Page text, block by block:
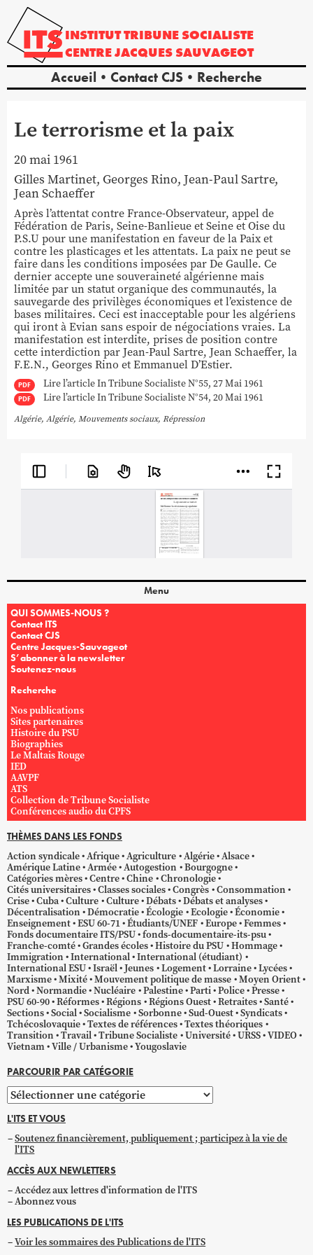
INSTITUTTRIBUNE SOCIALISTE
CENTREJACQUES SAUVAGEOT
Accueil Contact CJS Recherche
Le terrorisme et la paix
20 mai 1961
Gilles Martinet, Georges Rino, Jean-PaulSartre,
JeanSchaeffer
Après l’attentat contre France-Observateur, appel de
Fédération de Paris, Seine-Banlieue et Seine et Oise du
P.S.U pour une manifestation en faveur de la Paix et
contre les plasticages et les attentats. La paix ne peut se
faire dans les conditions imposées par De Gaulle. Ce
dernier accepte une souveraineté algérienne mais
limitée par un statut organique des communautés, la
sauvegarde des privilèges économiques et l’existence de
bases militaires. Ceci est inacceptable pour les algériens
qui iront à Evian sans espoir de négociations vraies. La
manifestation est interdite, prises de position contre
cette interdiction par Jean-Paul Sartre, Jean Schaeffer, la
F.E.N., Georges Rino et Emmanuel D’Estier.
PDF Lire l’article In Tribune Socialiste N°55, 27 Mai 1961
PDF Lire l’article In Tribune Socialiste N°54, 20 Mai 1961
Algérie, Algérie, Mouvements sociaux, Répression
Menu
QUI SOMMES-NOUS ?
Contact ITS
Contact CJS
Centre Jacques-Sauvageot
S’abonner à la newsletter
Soutenez-nous
Recherche
Nos publications
Sites partenaires
Histoire du PSU
Biographies
Le Maltais Rouge
IED
AAVPF
ATS
Collection de Tribune Socialiste
Conférences audio du CPFS
THÈMES DANS LES FONDS
Action syndicale Afrique Agriculture Algérie Alsace
Amérique Latine Armée Autogestion
Bourgogne
Catégories mères Centre Chine Chronologie
Cités universitaires Classes sociales Congrès Consommation
Crise Cuba Culture Culture Débats Débats et analyses
Décentralisation Démocratie Écologie Ecologie Économie
Enseignement ESU 60-71 Étudiants/UNEF Europe Femmes
Fonds documentaire ITS/PSU fonds-documentaire-its-psu
Franche-comté Grandes écoles Histoire du PSU Hommage
Immigration International International (étudiant)
International ESU Israël Jeunes Logement Lorraine Lycées
Marxisme Mixité Mouvement politique de masse Moyen Orient
Nord Normandie Nucléaire Palestine Parti Police Presse
PSU 60-90 Réformes Régions Régions Ouest Retraites Santé
Sections Social Socialisme Sorbonne Sud-Ouest Syndicats
Tchécoslovaquie Textes de références Textes théoriques
Transition Travail Tribune Socialiste Université URSS VIDEO
Vietnam Ville / Urbanisme Yougoslavie
PARCOURIR PAR CATÉGORIE
Parcourir
par
catégorie
L'ITS ET VOUS
Soutenez financièrement, publiquement ; participez à la vie de
l'ITS
ACCÈS AUX NEWLETTERS
Accédez aux lettres d'information de l'ITS
Abonnez vous
LES PUBLICATIONS DE L'ITS
Voir les sommaires des Publications de l'ITS